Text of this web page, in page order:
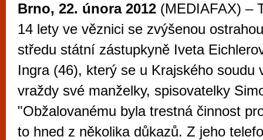
Brno, 22. února 2012 (MEDIAFAX) –
14 lety ve věznici se zvýšenou
středu státní zástupkyně Iveta
Ingra (46), který se u Krajského soudu
vraždy své manželky, spisovatelky
"Obžalovanému byla trestná činnost
to hned z několika důkazů. Z jeho
Brno je
zajímavé
restaurace,
Mimo jiné je ale také místem, kde si
vyzkoušet různé kasinové hry. V
metropoli naleznete širokou nabídku her
po moderní automaty jak pro pravidelné
příležitostné hráče. V...